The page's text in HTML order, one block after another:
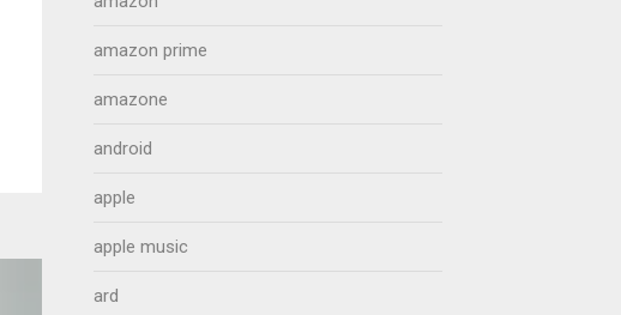
amazon prime
amazone
android
apple
apple music
ard